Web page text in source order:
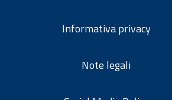
Informativa privacy
Note legali